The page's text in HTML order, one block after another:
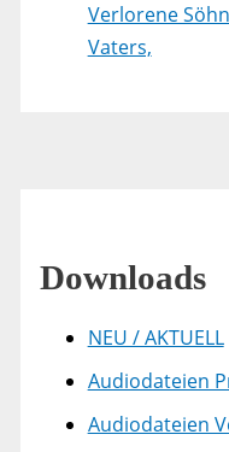
Verlorene
Vaters,
Downloads
NEU / AKTUELL
Audiodateien
Audiodateien